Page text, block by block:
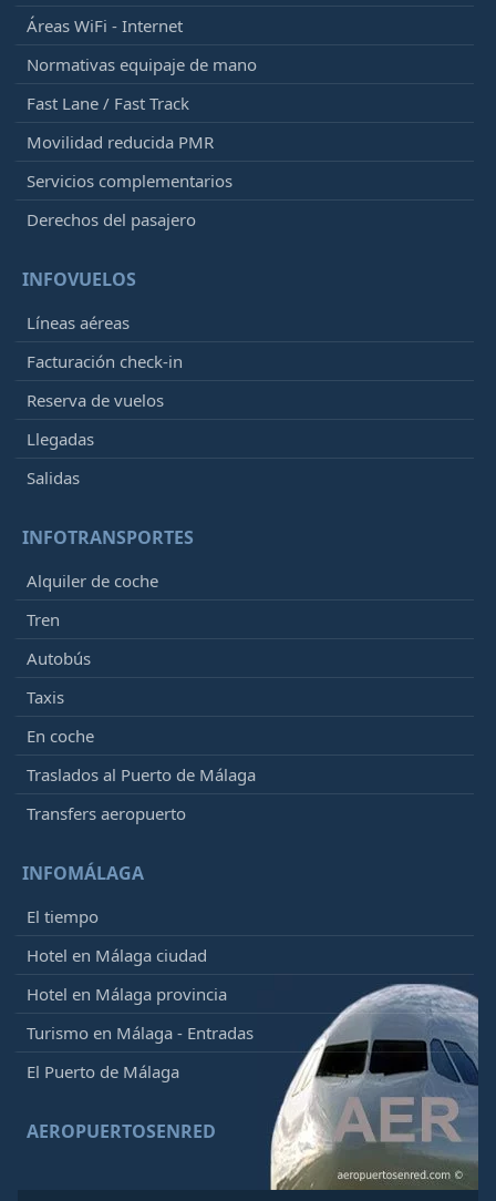
Áreas WiFi - Internet
Normativas equipaje de mano
Fast Lane / Fast Track
Movilidad reducida PMR
Servicios complementarios
Derechos del pasajero
INFOVUELOS
Líneas aéreas
Facturación check-in
Reserva de vuelos
Llegadas
Salidas
INFOTRANSPORTES
Alquiler de coche
Tren
Autobús
Taxis
En coche
Traslados al Puerto de Málaga
Transfers aeropuerto
INFOMÁLAGA
El tiempo
Hotel en Málaga ciudad
Hotel en Málaga provincia
Turismo en Málaga - Entradas
El Puerto de Málaga
AEROPUERTOSENRED